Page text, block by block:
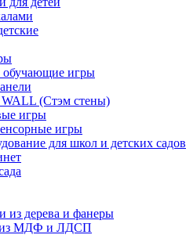
игры
(Cтэм стены)
игры
игры
для школ и детских садов
из дерева и фанеры
из МДФ и ЛДСП